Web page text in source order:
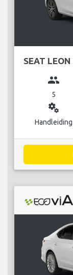
SEAT LEON
group
5
miscellaneous_services
Handleiding